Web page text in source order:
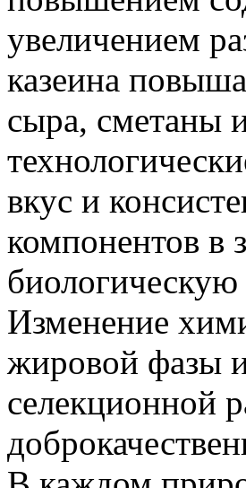
увеличением
казеина
сыра, сметаны
вкус и
компонентов в
Изменение
жировой фазы и
селекционной